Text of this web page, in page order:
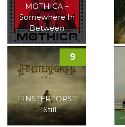
MOTHICA –
Somewhere In
Between
FINSTERFORST
– Still
9